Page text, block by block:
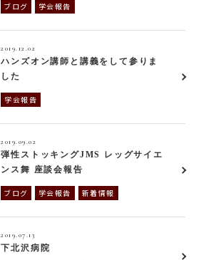
ブログ 学会報告
2019.12.02
ハンズオン講師と講義をして参りま
した
学会報告
2019.09.02
弾性ストッキングJMS レッグサイエ
ンス舞 座談会報告
ブログ 学会報告 新着情報
2019.07.13
下北沢病院